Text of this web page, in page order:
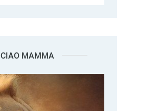
CIAO MAMMA